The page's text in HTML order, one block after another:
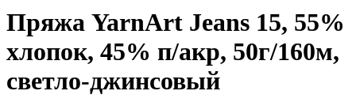
Пряжа YarnArt Jeans 15, 55%
хлопок, 45% п/акр, 50г/160м,
светло-джинсовый